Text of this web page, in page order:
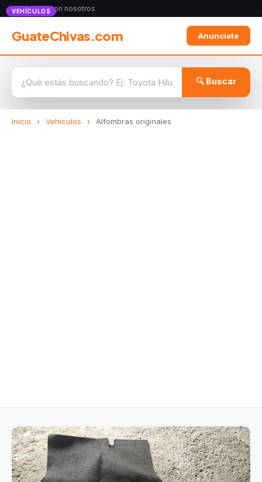
Anunciate con nosotros
GuateChivas.com Anunciate
🔍 Buscar
Inicio › Vehículos › Alfombras originales
VEHÍCULOS